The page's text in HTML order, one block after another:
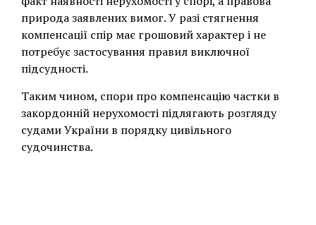
природа заявлених вимог. У разі стягнення
компенсації спір має грошовий характер і не
потребує застосування правил виключної
підсудності.
Таким чином, спори про компенсацію частки в
закордонній нерухомості підлягають розгляду
судами України в порядку цивільного
судочинства.